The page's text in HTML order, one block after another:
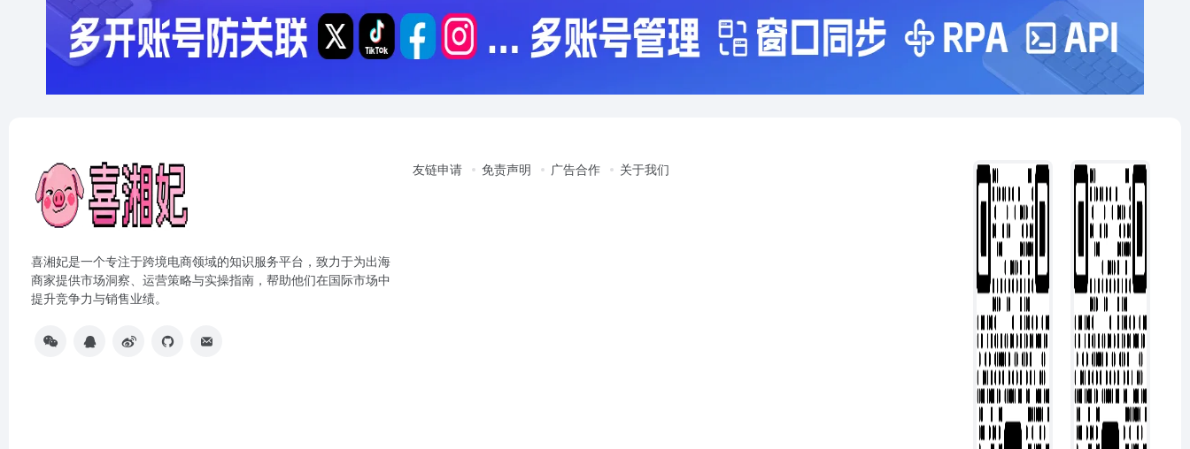
喜湘妃是一个专注于跨境电商领域的知识服务平台，致力于为出海
商家提供市场洞察、运营策略与实操指南，帮助他们在国际市场中
提升竞争力与销售业绩。
友链申请 免责声明 广告合作 关于我们